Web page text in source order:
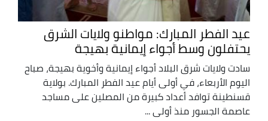
عيد الفطر المبارك: مواطنو ولايات الشرق
يحتفلون وسط أجواء إيمانية بهيجة
سادت ولايات شرق البلاد أجواء إيمانية وأخوية بهيجة، صباح
اليوم الأربعاء، في أولى أيام عيد الفطر المبارك. بولاية
قسنطينة توافد أعداد كبيرة من المصلين على مساجد
عاصمة الجسور منذ أولى ...